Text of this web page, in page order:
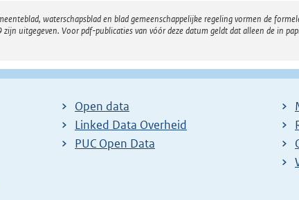
waterschapsblad en blad gemeenschappelijke regeling vormen de
uitgegeven. Voor pdf-publicaties van vóór deze datum geldt dat alleen de in
Open data
Linked Data Overheid
PUC Open Data
t